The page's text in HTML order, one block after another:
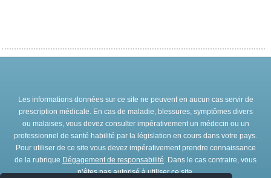
Les informations données sur ce site ne peuvent en aucun cas servir de
prescription médicale. En cas de maladie, blessures, symptômes divers
ou malaises, vous devez consulter impérativement un médecin ou un
professionnel de santé habilité par la législation en cours dans votre pays.
Pour utiliser de ce site vous devez impérativement prendre connaissance
de la rubrique Dégagement de responsabilité . Dans le cas contraire, vous
n’êtes pas autorisé à utiliser ce site.